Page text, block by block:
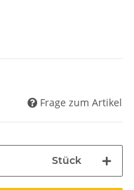
Frage zum Artikel
Stück